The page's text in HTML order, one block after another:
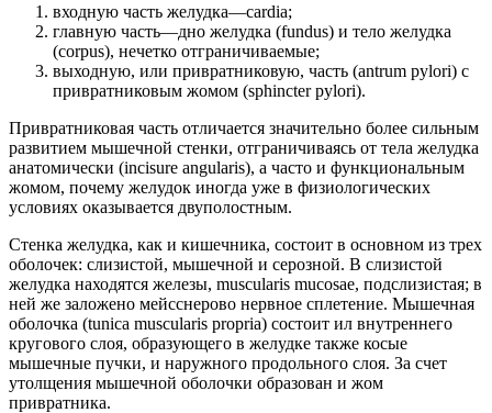
входную часть желудка—cardia;
главную часть—дно желудка (fundus) и тело желудка
(corpus), нечетко отграничиваемые;
выходную, или привратниковую, часть (antrum pylori) с
привратниковым жомом (sphincter pylori).
Привратниковая часть отличается значительно более сильным
развитием мышечной стенки, отграничиваясь от тела желудка
анатомически (incisure angularis), а часто и функциональным
жомом, почему желудок иногда уже в физиологических
условиях оказывается двуполостным.
Стенка желудка, как и кишечника, состоит в основном из трех
оболочек: слизистой, мышечной и серозной. В слизистой
желудка находятся железы, muscularis mucosae, подслизистая; в
ней же заложено мейсснерово нервное сплетение. Мышечная
оболочка (tunica muscularis propria) состоит ил внутреннего
кругового слоя, образующего в желудке также косые
мышечные пучки, и наружного продольного слоя. За счет
утолщения мышечной оболочки образован и жом
привратника.